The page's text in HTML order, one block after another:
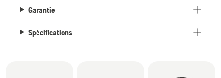
Garantie
Spécifications